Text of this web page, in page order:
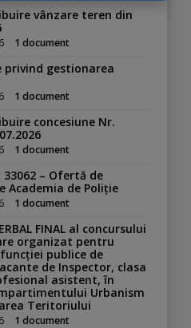
vânzare teren din
1 document
privind gestionarea
1 document
concesiune Nr.
1 document
33062 – Ofertă de
Academia de Poliție
1 document
FINAL al concursului
organizat pentru
publice de
de Inspector, clasa
asistent, în
Urbanism
Teritoriului
1 document